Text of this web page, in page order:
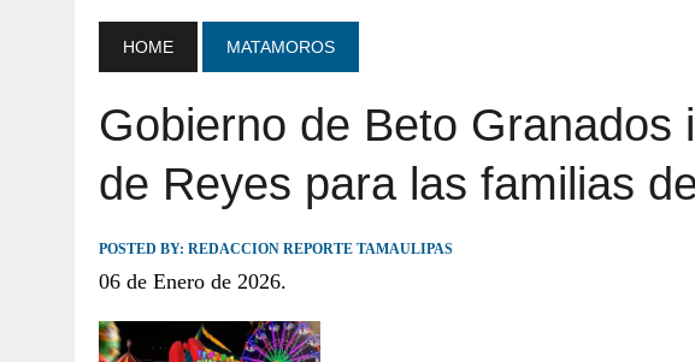
JULIO 30, 2026 | 💧🚰 ¡AGUA PARA LA COMUNIDAD!
JULIO 30, 2026 ¡TRABAJO EN EQUIPO Y RESULTADOS! ENCABEZA BETO
JULIO 30, 2026 | TAMAULIPAS TE INVITA A DESCUBRIR EL ENCANTO DE LAS
HOME MATAMOROS
Gobierno de Beto Granados
de Reyes para las familias
POSTED BY: REDACCION REPORTE TAMAULIPAS
06 de Enero de 2026.